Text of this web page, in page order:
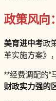
政策风向
美育进中考政
革实施方案》
**经费调配的“
财政实力强的